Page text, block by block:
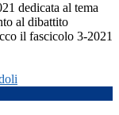
dedicata al tema
al dibattito
il fascicolo 3-2021